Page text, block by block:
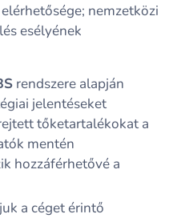
nemzetközi
esélyének
rendszere alapján
jelentéseket
tőketartalékokat a
mentén
hozzáférhetővé a
a céget érintő